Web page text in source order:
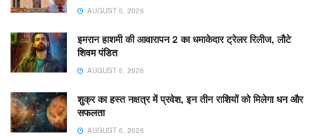
AUGUST 6, 2026
इमरान हाशमी की आवारापन 2 का धमाकेदार ट्रेलर रिलीज, लौटे
शिवम पंडित
AUGUST 6, 2026
शुक्र का हस्त नक्षत्र में प्रवेश, इन तीन राशियों को मिलेगा धन और
सफलता
AUGUST 6, 2026